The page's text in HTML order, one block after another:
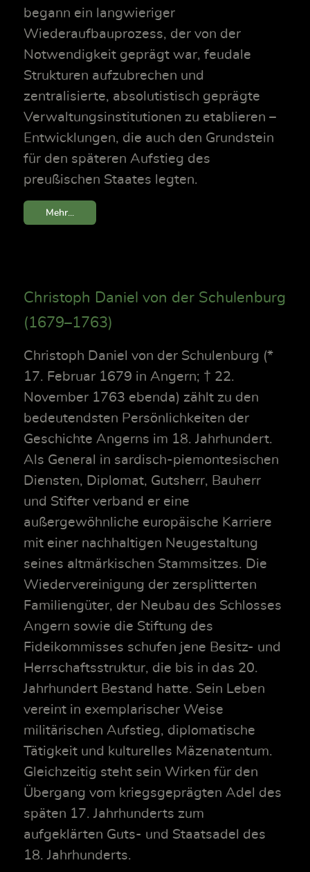
begann ein langwieriger
Wiederaufbauprozess, der von der
Notwendigkeit geprägt war, feudale
Strukturen aufzubrechen und
zentralisierte, absolutistisch geprägte
Verwaltungsinstitutionen zu etablieren –
Entwicklungen, die auch den Grundstein
für den späteren Aufstieg des
preußischen Staates legten.
Mehr...
Christoph Daniel von der Schulenburg
(1679–1763)
Christoph Daniel von der Schulenburg (*
17. Februar 1679 in Angern; † 22.
November 1763 ebenda) zählt zu den
bedeutendsten Persönlichkeiten der
Geschichte Angerns im 18. Jahrhundert.
Als General in sardisch-piemontesischen
Diensten, Diplomat, Gutsherr, Bauherr
und Stifter verband er eine
außergewöhnliche europäische Karriere
mit einer nachhaltigen Neugestaltung
seines altmärkischen Stammsitzes. Die
Wiedervereinigung der zersplitterten
Familiengüter, der Neubau des Schlosses
Angern sowie die Stiftung des
Fideikommisses schufen jene Besitz- und
Herrschaftsstruktur, die bis in das 20.
Jahrhundert Bestand hatte. Sein Leben
vereint in exemplarischer Weise
militärischen Aufstieg, diplomatische
Tätigkeit und kulturelles Mäzenatentum.
Gleichzeitig steht sein Wirken für den
Übergang vom kriegsgeprägten Adel des
späten 17. Jahrhunderts zum
aufgeklärten Guts- und Staatsadel des
18. Jahrhunderts.